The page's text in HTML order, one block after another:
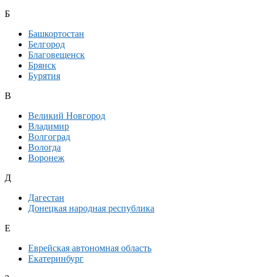
Б
Башкортостан
Белгород
Благовещенск
Брянск
Бурятия
В
Великий Новгород
Владимир
Волгоград
Вологда
Воронеж
Д
Дагестан
Донецкая народная республика
Е
Еврейская автономная область
Екатеринбург